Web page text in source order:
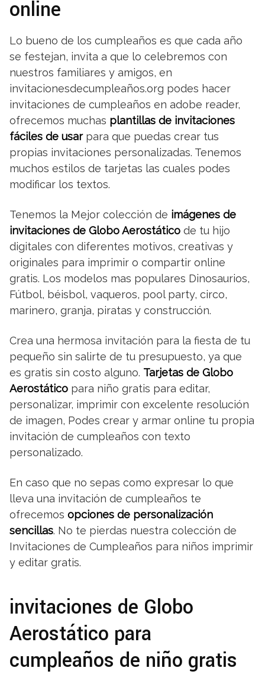
online
Lo bueno de los cumpleaños es que cada año
se festejan, invita a que lo celebremos con
nuestros familiares y amigos, en
invitacionesdecumpleaños.org podes hacer
invitaciones de cumpleaños en adobe reader,
ofrecemos muchas plantillas de invitaciones
fáciles de usarpara que puedas crear tus
propias invitaciones personalizadas. Tenemos
muchos estilos de tarjetas las cuales podes
modificar los textos.
Tenemos la Mejor colección de imágenes de
invitaciones de Globo Aerostático de tu hijo
digitales con diferentes motivos, creativas y
originales para imprimir o compartir online
gratis. Los modelos mas populares Dinosaurios,
Fútbol, béisbol, vaqueros, pool party, circo,
marinero, granja, piratas y construcción.
Crea una hermosa invitación para la fiesta de tu
pequeño sin salirte de tu presupuesto, ya que
es gratis sin costo alguno. Tarjetas de Globo
Aerostático para niño gratis para editar,
personalizar, imprimir con excelente resolución
de imagen, Podes crear y armar online tu propia
invitación de cumpleaños con texto
personalizado.
En caso que no sepas como expresar lo que
lleva una invitación de cumpleaños te
ofrecemos opciones de personalización
sencillas. No te pierdas nuestra colección de
Invitaciones de Cumpleaños para niños imprimir
y editar gratis.
invitaciones de Globo
Aerostático para
cumpleaños de niño gratis